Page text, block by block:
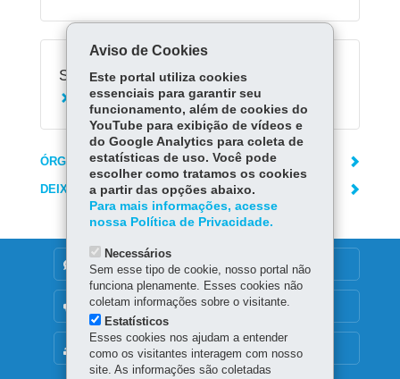
Serviços Relacionados:
Conhecer o Verão Maior Paraná
ÓRGÃO RESPONSÁVEL
DEIXE SUA OPINIÃO
MAPA DO SITE
DENUNCIE CORRUPÇÃO
OUVIDORIA
Aviso de Cookies
Este portal utiliza cookies
essenciais para garantir seu
funcionamento, além de cookies do
YouTube para exibição de vídeos e
do Google Analytics para coleta de
estatísticas de uso. Você pode
escolher como tratamos os cookies
a partir das opções abaixo.
Para mais informações, acesse
nossa Política de Privacidade.
Necessários
Sem esse tipo de cookie, nosso portal não
funciona plenamente. Esses cookies não
coletam informações sobre o visitante.
Estatísticos
Esses cookies nos ajudam a entender
como os visitantes interagem com nosso
site. As informações são coletadas